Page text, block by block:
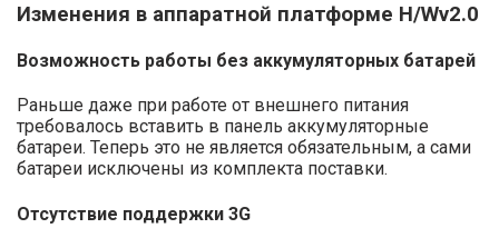
Изменения в аппаратной платформе H/Wv2.0
Возможность работы без аккумуляторных батарей
Раньше даже при работе от внешнего питания
требовалось вставить в панель аккумуляторные
батареи. Теперь это не является обязательным, а сами
батареи исключены из комплекта поставки.
Отсутствие поддержки 3G